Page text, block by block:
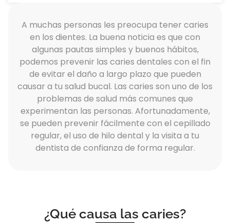
A muchas personas les preocupa tener caries
en los dientes. La buena noticia es que con
algunas pautas simples y buenos hábitos,
podemos prevenir las caries dentales con el fin
de evitar el daño a largo plazo que pueden
causar a tu salud bucal. Las caries son uno de los
problemas de salud más comunes que
experimentan las personas. Afortunadamente,
se pueden prevenir fácilmente con el cepillado
regular, el uso de hilo dental y la visita a tu
dentista de confianza de forma regular.
¿Qué causa las caries?